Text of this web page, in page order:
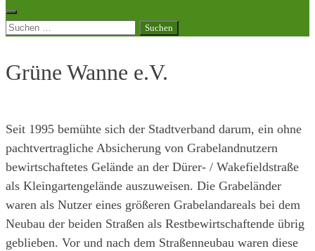
Suchen
Grüne Wanne e.V.
Seit 1995 bemühte sich der Stadtverband darum, ein ohne
pachtvertragliche Absicherung von Grabelandnutzern
bewirtschaftetes Gelände an der Dürer- / Wakefieldstraße
als Kleingartengelände auszuweisen. Die Grabeländer
waren als Nutzer eines größeren Grabelandareals bei dem
Neubau der beiden Straßen als Restbewirtschaftende übrig
geblieben. Vor und nach dem Straßenneubau waren diese